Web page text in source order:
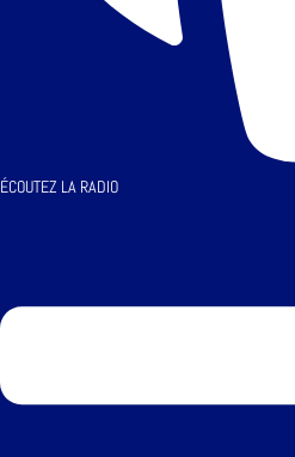
ÉCOUTEZ LA RADIO